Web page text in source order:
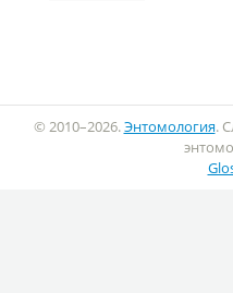
© 2010–2026.Энтомология.